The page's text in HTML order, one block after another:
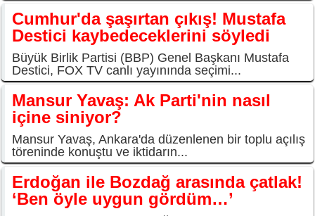
Cumhur'da şaşırtan çıkış! Mustafa
Destici kaybedeceklerini söyledi
Büyük Birlik Partisi (BBP) Genel Başkanı Mustafa
Destici, FOX TV canlı yayınında seçimi...
Mansur Yavaş: Ak Parti'nin nasıl
içine siniyor?
Mansur Yavaş, Ankara'da düzenlenen bir toplu açılış
töreninde konuştu ve iktidarın...
Erdoğan ile Bozdağ arasında çatlak!
‘Ben öyle uygun gördüm…’